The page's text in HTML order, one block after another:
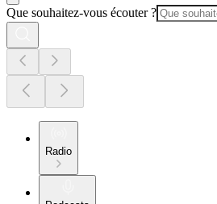
Que souhaitez-vous écouter ?
Radio